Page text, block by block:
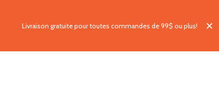
Livraison gratuite pour toutes commandes de 99$ ou plus!